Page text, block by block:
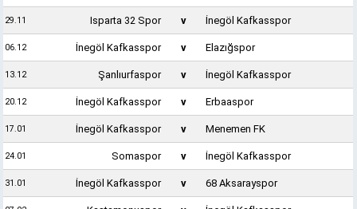
29.11 Isparta 32 Spor v İnegöl Kafkasspor
06.12 İnegöl Kafkasspor v Elazığspor
13.12 Şanlıurfaspor v İnegöl Kafkasspor
20.12 İnegöl Kafkasspor v Erbaaspor
17.01 İnegöl Kafkasspor v Menemen FK
24.01 Somaspor v İnegöl Kafkasspor
31.01 İnegöl Kafkasspor v 68 Aksarayspor